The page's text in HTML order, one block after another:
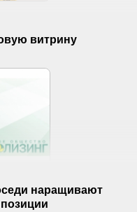
витрину
наращивают